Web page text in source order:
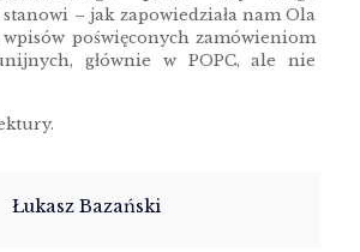
– jak zapowiedziała nam Ola
poświęconych zamówieniom
głównie w POPC, ale nie
Łukasz Bazański